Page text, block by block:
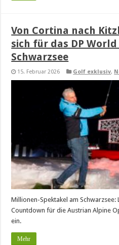
Von Cortina nach
sich für das DP
Schwarzsee
15. Februar 2026 Golf exklusiv,
Millionen-Spektakel am Schwarzsee:
Countdown für die Austrian Alpine
ein.
Mehr